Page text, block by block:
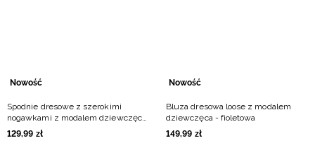
Nowość
Spodnie dresowe z szerokimi
nogawkami z modalem dziewczęce
- fioletowe
129,99 zł
Nowość
Bluza dresowa loose z modalem
dziewczęca - fioletowa
149,99 zł